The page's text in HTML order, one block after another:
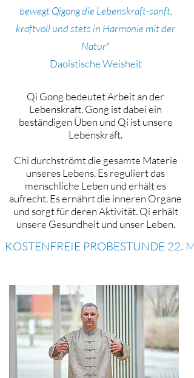
bewegt Qigong die Lebenskraft-sanft,
kraftvoll und stets in Harmonie mit der
Natur"
Daoistische Weisheit
Qi Gong bedeutet Arbeit an der
Lebenskraft. Gong ist dabei ein
beständigen Üben und Qi ist unsere
Lebenskraft.
Chi durchströmt die gesamte Materie
unseres Lebens. Es reguliert das
menschliche Leben und erhält es
aufrecht. Es ernährt die inneren Organe
und sorgt für deren Aktivität.Qi erhält
unsere Gesundheit und unser Leben.
KOSTENFREIE PROBESTUNDE 22.